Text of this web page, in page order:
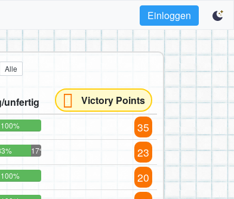
Einloggen
Alle
unfertig
Victory Points
100% 35
17% 23
100% 20